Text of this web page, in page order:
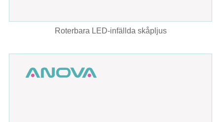
Roterbara LED-infällda skåpljus